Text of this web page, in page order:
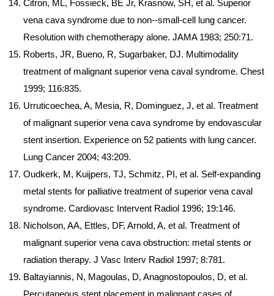
Citron, ML, Fossieck, BE Jr, Krasnow, SH, et al. Superior
vena cava syndrome due to non--small-cell lung cancer.
Resolution with chemotherapy alone. JAMA 1983; 250:71.
Roberts, JR, Bueno, R, Sugarbaker, DJ. Multimodality
treatment of malignant superior vena caval syndrome. Chest
1999; 116:835.
Urruticoechea, A, Mesia, R, Dominguez, J, et al. Treatment
of malignant superior vena cava syndrome by endovascular
stent insertion. Experience on 52 patients with lung cancer.
Lung Cancer 2004; 43:209.
Oudkerk, M, Kuijpers, TJ, Schmitz, PI, et al. Self-expanding
metal stents for palliative treatment of superior vena caval
syndrome. Cardiovasc Intervent Radiol 1996; 19:146.
Nicholson, AA, Ettles, DF, Arnold, A, et al. Treatment of
malignant superior vena cava obstruction: metal stents or
radiation therapy. J Vasc Interv Radiol 1997; 8:781.
Baltayiannis, N, Magoulas, D, Anagnostopoulos, D, et al.
Percutaneous stent placement in malignant cases of